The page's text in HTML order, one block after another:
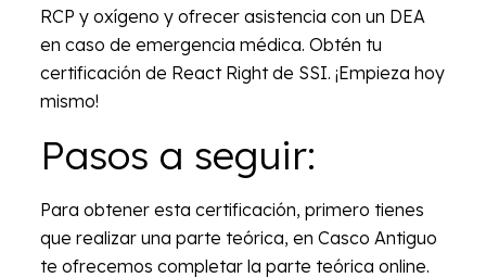
RCP y oxígeno y ofrecer asistencia con un DEA
en caso de emergencia médica. Obtén tu
certificación de React Right de SSI. ¡Empieza hoy
mismo!
Pasos a seguir:
Para obtener esta certificación, primero tienes
que realizar una parte teórica, en Casco Antiguo
te ofrecemos completar la parte teórica online.